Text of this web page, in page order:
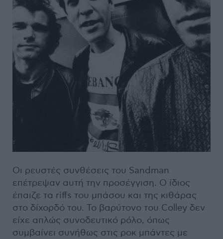
Οι ρευστές συνθέσεις του Sandman
επέτρεψαν αυτή την προσέγγιση. Ο ίδιος
έπαιζε τα riffs του μπάσου και της κιθάρας
στο δίχορδό του. Το βαρύτονο του Colley δεν
είχε απλώς συνοδευτικό ρόλο, όπως
συμβαίνει συνήθως στις ροκ μπάντες με